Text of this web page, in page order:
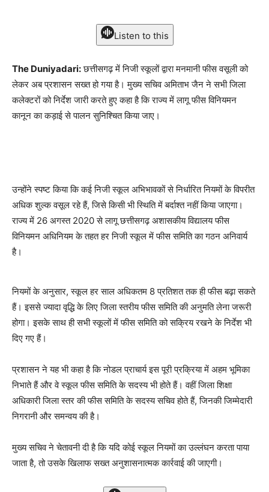
Listen to this
The Duniyadari:छत्तीसगढ़ में निजी स्कूलों द्वारा मनमानी फीस वसूली को
लेकर अब प्रशासन सख्त हो गया है। मुख्य सचिव अमिताभ जैन ने सभी जिला
कलेक्टरों को निर्देश जारी करते हुए कहा है कि राज्य में लागू फीस विनियमन
कानून का कड़ाई से पालन सुनिश्चित किया जाए।
उन्होंने स्पष्ट किया कि कई निजी स्कूल अभिभावकों से निर्धारित नियमों के विपरीत
अधिक शुल्क वसूल रहे हैं, जिसे किसी भी स्थिति में बर्दाश्त नहीं किया जाएगा।
राज्य में 26 अगस्त 2020 से लागू छत्तीसगढ़ अशासकीय विद्यालय फीस
विनियमन अधिनियम के तहत हर निजी स्कूल में फीस समिति का गठन अनिवार्य
है।
नियमों के अनुसार, स्कूल हर साल अधिकतम 8 प्रतिशत तक ही फीस बढ़ा सकते
हैं। इससे ज्यादा वृद्धि के लिए जिला स्तरीय फीस समिति की अनुमति लेना जरूरी
होगा। इसके साथ ही सभी स्कूलों में फीस समिति को सक्रिय रखने के निर्देश भी
दिए गए हैं।
प्रशासन ने यह भी कहा है कि नोडल प्राचार्य इस पूरी प्रक्रिया में अहम भूमिका
निभाते हैं और वे स्कूल फीस समिति के सदस्य भी होते हैं। वहीं जिला शिक्षा
अधिकारी जिला स्तर की फीस समिति के सदस्य सचिव होते हैं, जिनकी जिम्मेदारी
निगरानी और समन्वय की है।
मुख्य सचिव ने चेतावनी दी है कि यदि कोई स्कूल नियमों का उल्लंघन करता पाया
जाता है, तो उसके खिलाफ सख्त अनुशासनात्मक कार्रवाई की जाएगी।